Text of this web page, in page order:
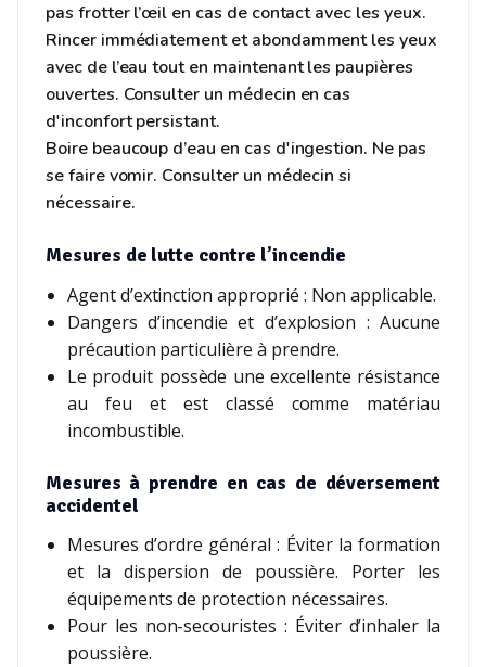
pas frotter l’œil en cas de contact avec les yeux.
Rincer immédiatement et abondamment les yeux
avec de l’eau tout en maintenant les paupières
ouvertes. Consulter un médecin en cas
d'inconfort persistant.
Boire beaucoup d’eau en cas d'ingestion. Ne pas
se faire vomir. Consulter un médecin si
nécessaire.
Mesures de lutte contre l’incendie
Agent d’extinction approprié : Non applicable.
Dangers d’incendie et d’explosion : Aucune
précaution particulière à prendre.
Le produit possède une excellente résistance
au feu et est classé comme matériau
incombustible.
Mesures à prendre en cas de déversement
accidentel
Mesures d’ordre général : Éviter la formation
et la dispersion de poussière. Porter les
équipements de protection nécessaires.
Pour les non-secouristes : Éviter d’inhaler la
poussière.